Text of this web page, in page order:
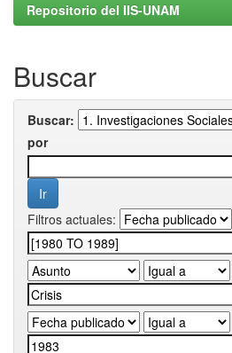
Repositorio del IIS-UNAM
Buscar
Buscar:
por
Filtros actuales: